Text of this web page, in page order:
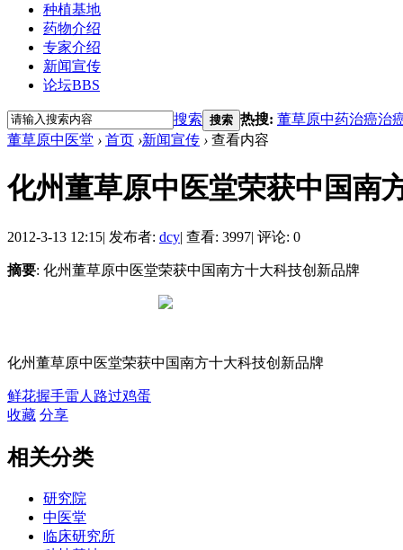
种植基地
药物介绍
专家介绍
新闻宣传
论坛BBS
搜索 搜索 热搜: 董草原中药治癌治
董草原中医堂 › 首页 ›新闻宣传 › 查看内容
化州董草原中医堂荣获中国南
2012-3-13 12:15| 发布者: dcy| 查看: 3997| 评论: 0
摘要: 化州董草原中医堂荣获中国南方十大科技创新品牌
化州董草原中医堂荣获中国南方十大科技创新品牌
鲜花握手雷人 路过鸡蛋
收藏 分享
相关分类
研究院
中医堂
临床研究所